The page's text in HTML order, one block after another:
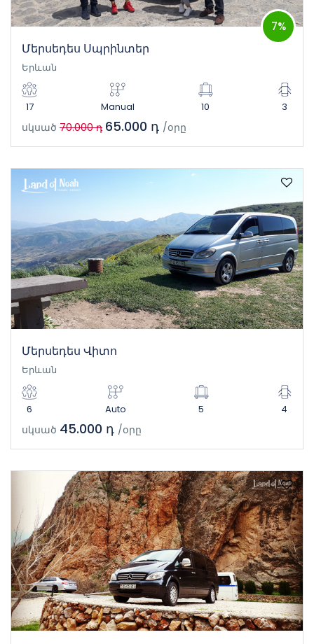
Մերսեդես Սպրինտեր
7%
Երևան
17 Manual 10 3
սկսած 70.000 դ 65.000 դ /օրը
Մերսեդես Վիտո
Երևան
6 Auto 5 4
սկսած 45.000 դ /օրը